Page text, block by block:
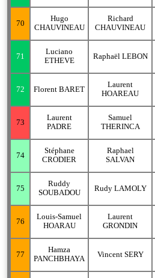
70
Hugo
CHAUVINEAU
Richard
CHAUVINEAU
71
Luciano
ETHEVE
Raphaël LEBON
72 Florent BARET
Laurent
HOAREAU
73
Laurent
PADRE
Samuel
THERINCA
74
Stéphane
CRODIER
Raphael
SALVAN
75
Ruddy
SOUBADOU
Rudy LAMOLY
76
Louis-Samuel
HOARAU
Laurent
GRONDIN
77
Hamza
PANCHBHAYA
Vincent SERY